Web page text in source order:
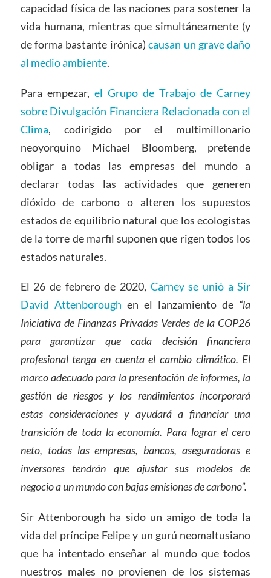
capacidad física de las naciones para sostener la
vida humana, mientras que simultáneamente (y
de forma bastante irónica)causan un grave daño
al medio ambiente.
Para empezar, el Grupo de Trabajo de Carney
sobre Divulgación Financiera Relacionada con el
Clima, codirigido por el multimillonario
neoyorquino Michael Bloomberg, pretende
obligar a todas las empresas del mundo a
declarar todas las actividades que generen
dióxido de carbono o alteren los supuestos
estados de equilibrio natural que los ecologistas
de la torre de marfil suponen que rigen todos los
estados naturales.
El 26 de febrero de 2020, Carney se unió a Sir
David Attenborough en el lanzamiento de “la
Iniciativa de Finanzas Privadas Verdes de la COP26
para garantizar que cada decisión financiera
profesional tenga en cuenta el cambio climático. El
marco adecuado para la presentación de informes, la
gestión de riesgos y los rendimientos incorporará
estas consideraciones y ayudará a financiar una
transición de toda la economía. Para lograr el cero
neto, todas las empresas, bancos, aseguradoras e
inversores tendrán que ajustar sus modelos de
negocio a un mundo con bajas emisiones de carbono”.
Sir Attenborough ha sido un amigo de toda la
vida del príncipe Felipe y un gurú neomaltusiano
que ha intentado enseñar al mundo que todos
nuestros males no provienen de los sistemas